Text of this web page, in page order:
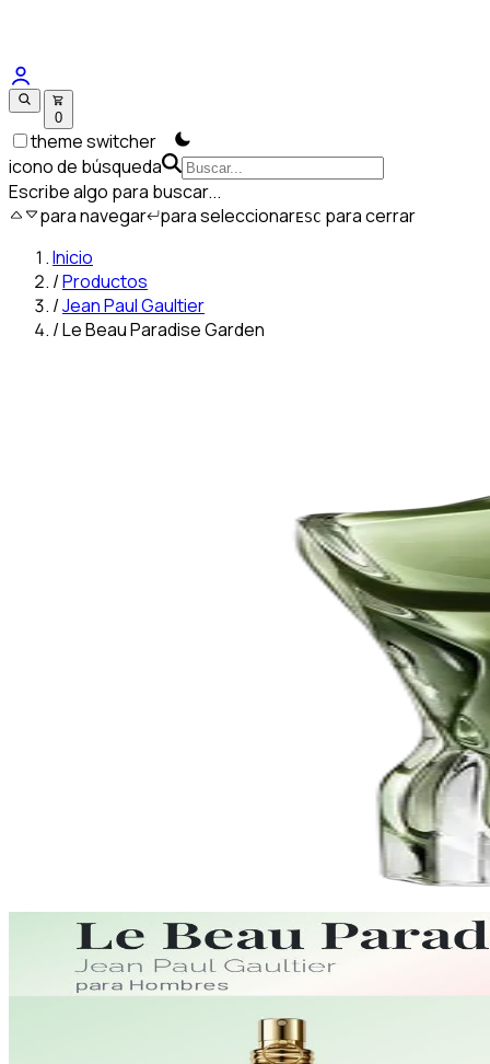
0
theme switcher
icono de búsqueda
Escribe algo para buscar...
para navegar para seleccionarESC para cerrar
Inicio
/Productos
/Jean Paul Gaultier
/Le Beau Paradise Garden